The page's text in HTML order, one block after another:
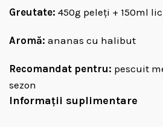
Greutate: 450g peleți + 150ml
Aromă: ananas cu halibut
Recomandat pentru: pescuit
sezon
Informații suplimentare